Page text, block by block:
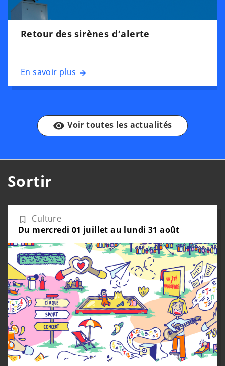
Retour des sirènes d’alerte
En savoir plus arrow_forward
remove_red_eye Voir toutes les actualités
Sortir
bookmark_border
Culture
Du mercredi 01 juillet au lundi 31 août